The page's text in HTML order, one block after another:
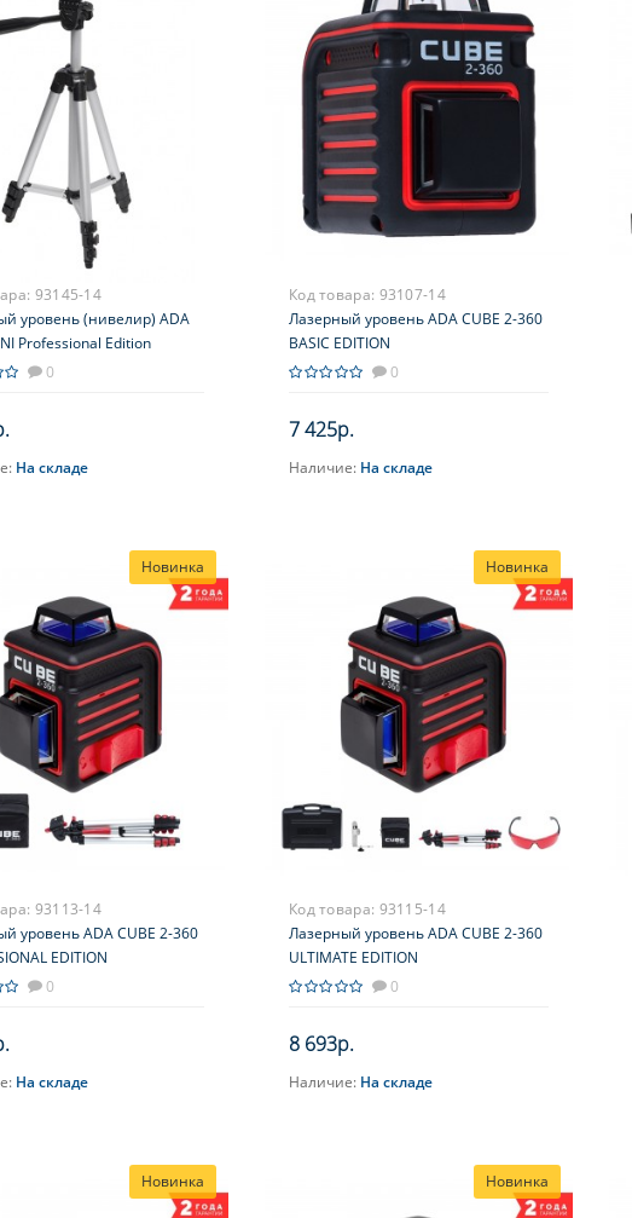
93145-14
уровень (нивелир) ADA
Professional Edition
0
корзину
На складе
Код товара: 93107-14
Лазерный уровень ADA CUBE 2-360
BASIC EDITION
0
7 425р.
В корзину
Наличие: На складе
Новинка
93113-14
уровень ADA CUBE 2-360
EDITION
0
корзину
На складе
Новинка
Код товара: 93115-14
Лазерный уровень ADA CUBE 2-360
ULTIMATE EDITION
0
8 693р.
В корзину
Наличие: На складе
Новинка Новинка